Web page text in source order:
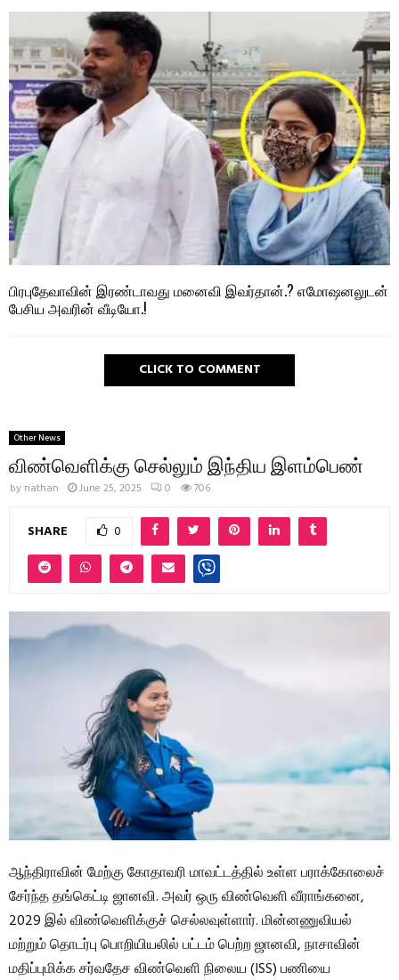
பிரபுதேவாவின் இரண்டாவது மனைவி இவர்தான்.? எமோஷனலுடன்
பேசிய அவரின் வீடியோ.!
CLICK TO COMMENT
Other News
விண்வெளிக்கு செல்லும் இந்திய இளம்பெண்
by nathan June 25, 2025 0 706
SHARE 0
ஆந்திராவின் மேற்கு கோதாவரி மாவட்டத்தில் உள்ள பராக்கோலைச்
சேர்ந்த தங்கெட்டி ஜானவி. அவர் ஒரு விண்வெளி வீராங்கனை,
2029 இல் விண்வெளிக்குச் செல்லவுள்ளார். மின்னணுவியல்
மற்றும் தொடர்பு பொறியியலில் பட்டம் பெற்ற ஜானவி, நாசாவின்
மதிப்புமிக்க சர்வதேச விண்வெளி நிலைய (ISS) பணியை